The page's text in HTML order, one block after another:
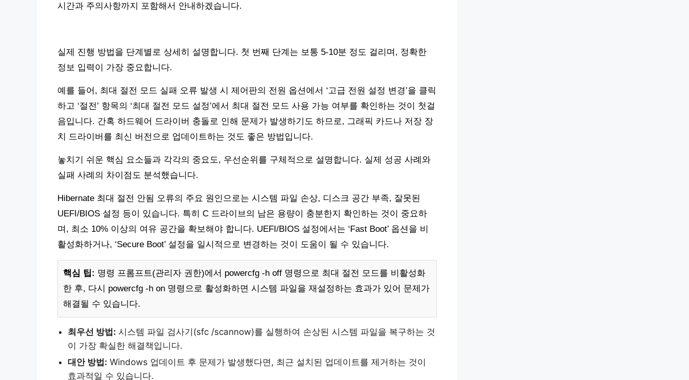
시간과 주의사항까지 포함해서 안내하겠습니다.
실제 진행 방법을 단계별로 상세히 설명합니다. 첫 번째 단계는 보통 5-10분 정도 걸리며, 정확한
정보 입력이 가장 중요합니다.
예를 들어, 최대 절전 모드 실패 오류 발생 시 제어판의 전원 옵션에서 ‘고급 전원 설정 변경’을 클릭
하고 ‘절전’ 항목의 ‘최대 절전 모드 설정’에서 최대 절전 모드 사용 가능 여부를 확인하는 것이 첫걸
음입니다. 간혹 하드웨어 드라이버 충돌로 인해 문제가 발생하기도 하므로, 그래픽 카드나 저장 장
치 드라이버를 최신 버전으로 업데이트하는 것도 좋은 방법입니다.
놓치기 쉬운 핵심 요소들과 각각의 중요도, 우선순위를 구체적으로 설명합니다. 실제 성공 사례와
실패 사례의 차이점도 분석했습니다.
Hibernate 최대 절전 안됨 오류의 주요 원인으로는 시스템 파일 손상, 디스크 공간 부족, 잘못된
UEFI/BIOS 설정 등이 있습니다. 특히 C 드라이브의 남은 용량이 충분한지 확인하는 것이 중요하
며, 최소 10% 이상의 여유 공간을 확보해야 합니다. UEFI/BIOS 설정에서는 ‘Fast Boot’ 옵션을 비
활성화하거나, ‘Secure Boot’ 설정을 일시적으로 변경하는 것이 도움이 될 수 있습니다.
핵심 팁: 명령 프롬프트(관리자 권한)에서 powercfg -h off 명령으로 최대 절전 모드를 비활성화
한 후, 다시 powercfg -h on 명령으로 활성화하면 시스템 파일을 재설정하는 효과가 있어 문제가
해결될 수 있습니다.
최우선 방법: 시스템 파일 검사기(sfc /scannow)를 실행하여 손상된 시스템 파일을 복구하는 것
이 가장 확실한 해결책입니다.
대안 방법: Windows 업데이트 후 문제가 발생했다면, 최근 설치된 업데이트를 제거하는 것이
효과적일 수 있습니다.